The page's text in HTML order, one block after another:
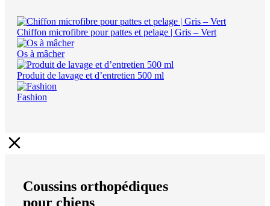
Chiffon microfibre pour pattes et pelage | Gris – Vert
Os à mâcher
Produit de lavage et d’entretien 500 ml
Fashion
Coussins orthopédiques
pour chiens